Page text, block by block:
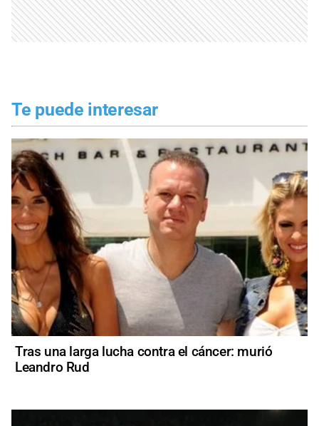
Te puede interesar
Tras una larga lucha contra el cáncer: murió
Leandro Rud